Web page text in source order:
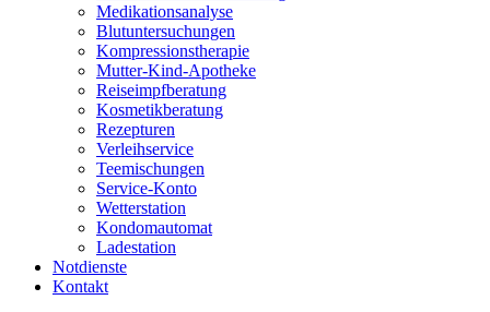
Medikationsanalyse
Blutuntersuchungen
Kompressionstherapie
Mutter-Kind-Apotheke
Reiseimpfberatung
Kosmetikberatung
Rezepturen
Verleihservice
Teemischungen
Service-Konto
Wetterstation
Kondomautomat
Ladestation
Notdienste
Kontakt